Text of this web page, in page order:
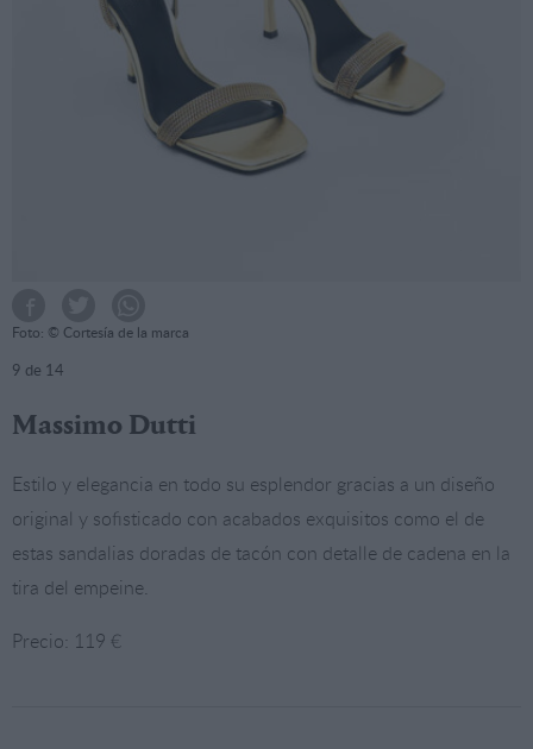
Foto: © Cortesía de la marca
9 de 14
Massimo Dutti
Estilo y elegancia en todo su esplendor gracias a un diseño
original y sofisticado con acabados exquisitos como el de
estas sandalias doradas de tacón con detalle de cadena en la
tira del empeine.
Precio: 119 €